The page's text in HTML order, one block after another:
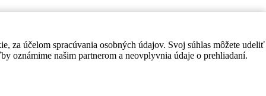
za účelom spracúvania osobných údajov. Svoj súhlas môžete udeliť
oznámime našim partnerom a neovplyvnia údaje o prehliadaní.